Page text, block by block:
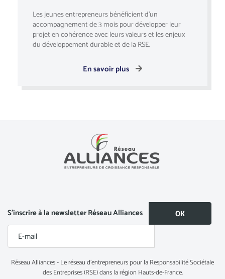
Les jeunes entrepreneurs bénéficient d’un
accompagnement de 3 mois pour développer leur
projet en cohérence avec leurs valeurs et les enjeux
du développement durable et de la RSE.
En savoir plus
S’inscrire à la newsletter Réseau Alliances
Réseau Alliances - Le réseau d’entrepreneurs pour la Responsabilité Sociétale
des Entreprises (RSE) dans la région Hauts-de-France.